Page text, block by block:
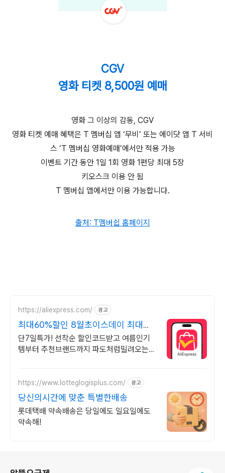
CGV
영화 티켓 8,500원 예매
영화 그 이상의 감동, CGV
영화 티켓 예매 혜택은 T 멤버십 앱 ‘무비’ 또는 에이닷 앱 T 서비
스 ‘T 멤버십 영화예매’에서만 적용 가능
이벤트 기간 동안 1일 1회 영화 1편당 최대 5장
키오스크 이용 안 됨
T 멤버십 앱에서만 이용 가능합니다.
출처: T멤버쉽 홈페이지
https://aliexpress.com/ 광고
최대60%할인 8월초이스데이 최대
60%할인 선착순코드발급
단7일특가! 선착순 할인코드받고 여름인기
템부터 추천브랜드까지 파도처럼밀려오는
https://www.lotteglogisplus.com/ 광고
당신의시간에 맞춘 특별한배송
롯데택배 약속배송은 당일에도 일요일에도
약속해!